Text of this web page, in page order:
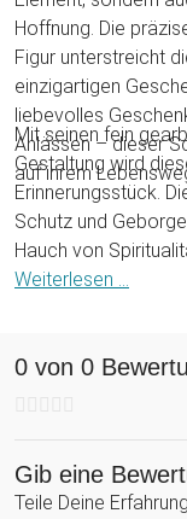
Hoffnung. Die
Figur unterstreicht
einzigartigen
liebevolles
Anlässen – dieser
auf ihrem
Mit seinen fein
Gestaltung wird
Erinnerungsstück.
Schutz und
Hauch von
nur eine ästhetische
Holzengel, der
Weiterlesen ...
0 von 0
Gib eine
Teile Deine